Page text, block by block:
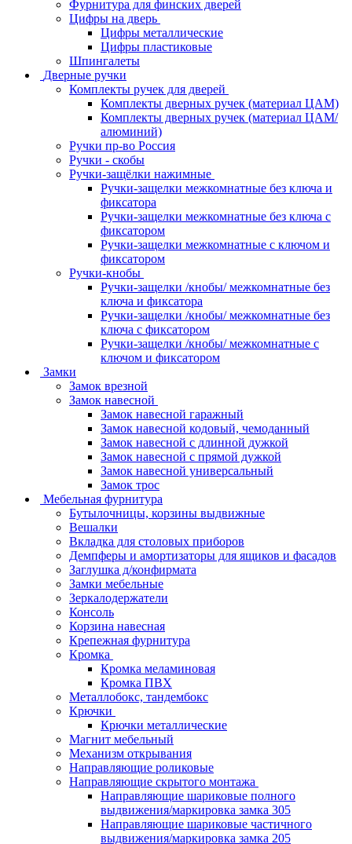
Фурнитура для финских дверей
Цифры на дверь
Цифры металлические
Цифры пластиковые
Шпингалеты
Дверные ручки
Комплекты ручек для дверей
Комплекты дверных ручек (материал ЦАМ)
Комплекты дверных ручек (материал ЦАМ/
алюминий)
Ручки пр-во Россия
Ручки - скобы
Ручки-защёлки нажимные
Ручки-защелки межкомнатные без ключа и
фиксатора
Ручки-защелки межкомнатные без ключа с
фиксатором
Ручки-защелки межкомнатные с ключом и
фиксатором
Ручки-кнобы
Ручки-защелки /кнобы/ межкомнатные без
ключа и фиксатора
Ручки-защелки /кнобы/ межкомнатные без
ключа с фиксатором
Ручки-защелки /кнобы/ межкомнатные с
ключом и фиксатором
Замки
Замок врезной
Замок навесной
Замок навесной гаражный
Замок навесной кодовый, чемоданный
Замок навесной с длинной дужкой
Замок навесной с прямой дужкой
Замок навесной универсальный
Замок трос
Мебельная фурнитура
Бутылочницы, корзины выдвижные
Вешалки
Вкладка для столовых приборов
Демпферы и амортизаторы для ящиков и фасадов
Заглушка д/конфирмата
Замки мебельные
Зеркалодержатели
Консоль
Корзина навесная
Крепежная фурнитура
Кромка
Кромка меламиновая
Кромка ПВХ
Металлобокс, тандембокс
Крючки
Крючки металлические
Магнит мебельный
Механизм открывания
Направляющие роликовые
Направляющие скрытого монтажа
Направляющие шариковые полного
выдвижения/маркировка замка 305
Направляющие шариковые частичного
выдвижения/маркировка замка 205